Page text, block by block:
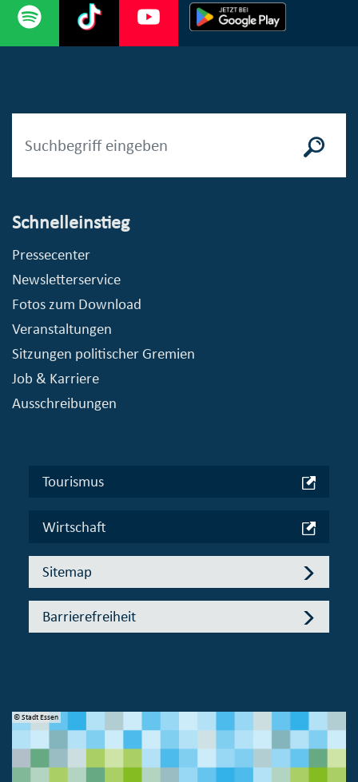
Schnelleinstieg
Pressecenter
Newsletterservice
Fotos zum Download
Veranstaltungen
Sitzungen politischer Gremien
Job & Karriere
Ausschreibungen
Tourismus
Wirtschaft
Sitemap
Barrierefreiheit
© Bundesministerium des Innern, für Bau und Heimat